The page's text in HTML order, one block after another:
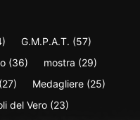
G.M.P.A.T. (57)
(36) mostra (29)
(27) Medagliere (25)
del Vero (23)